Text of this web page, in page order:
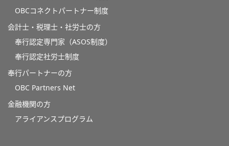
OBCコネクトパートナー制度
会計士・税理士・社労士の方
奉行認定専門家（ASOS制度）
奉行認定社労士制度
奉行パートナーの方
OBC Partners Net
金融機関の方
アライアンスプログラム